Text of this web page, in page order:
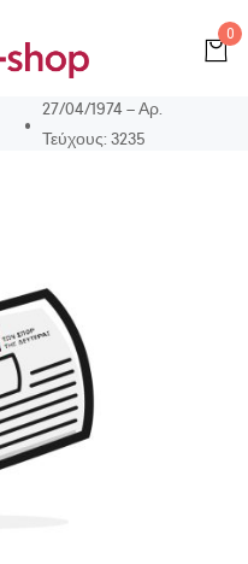
0
27/04/1974 – Αρ.
Τεύχους: 3235